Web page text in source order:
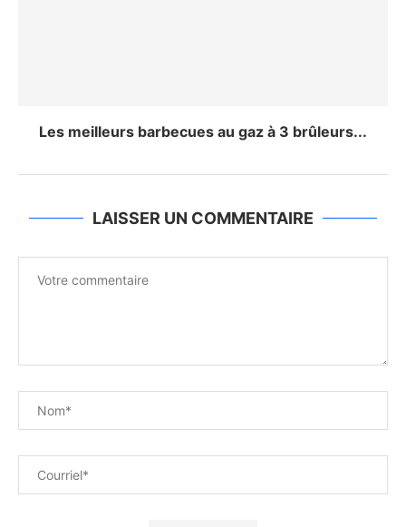
Les meilleurs barbecues au gaz à 3 brûleurs...
LAISSER UN COMMENTAIRE